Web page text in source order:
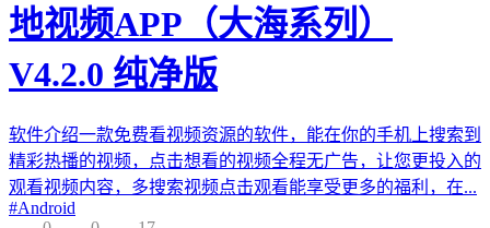
地视频APP（大海系列）
V4.2.0 纯净版
软件介绍一款免费看视频资源的软件，能在你的手机上搜索到
精彩热播的视频，点击想看的视频全程无广告，让您更投入的
观看视频内容，多搜索视频点击观看能享受更多的福利，在...
#Android